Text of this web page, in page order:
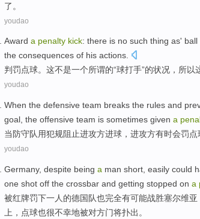
了。
youdao
Award a penalty kick: there is no such thing as' ball
the consequences of his actions.
判罚点球。 这不是一个所谓的“球打手”的状况 ，所以
youdao
When the defensive team breaks the rules and
goal , the offensive team is sometimes given a
当防守队 用犯规阻止进攻方进球 ，进攻方有时会罚点
youdao
Germany, despite being a man short, easily could
one shot off the crossbar and getting stopped on a
被红牌罚下一人 的德国队也完全有可能战胜塞尔维亚
上，点球也很不幸地被对方门将扑出。